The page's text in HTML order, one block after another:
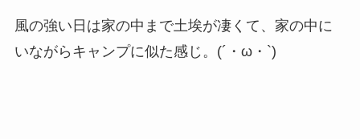
風の強い日は家の中まで土埃が凄くて、家の中に
いながらキャンプに似た感じ。(´・ω・`)